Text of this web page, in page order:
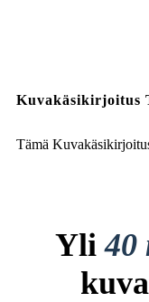
Kuvakäsikirjoitus
Tämä
Yli40